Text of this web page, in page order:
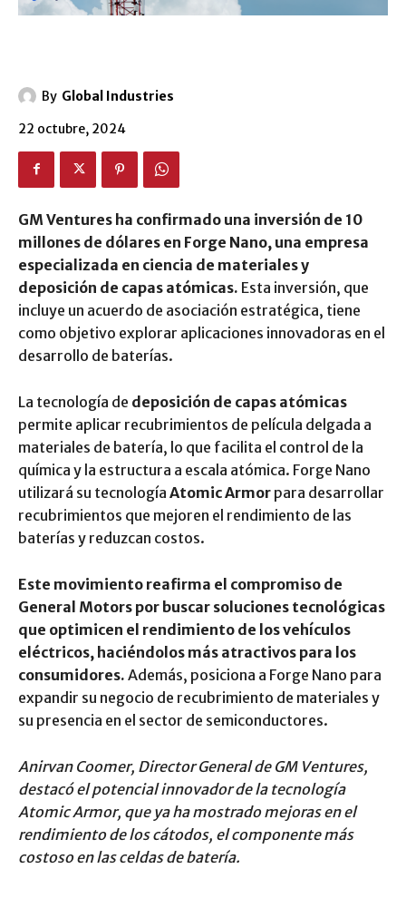
By Global Industries
22 octubre, 2024
GM Ventures ha confirmado una inversión de 10
millones de dólares en Forge Nano, una empresa
especializada en ciencia de materiales y
deposición de capas atómicas. Esta inversión, que
incluye un acuerdo de asociación estratégica, tiene
como objetivo explorar aplicaciones innovadoras en el
desarrollo de baterías.
La tecnología de deposición de capas atómicas
permite aplicar recubrimientos de película delgada a
materiales de batería, lo que facilita el control de la
química y la estructura a escala atómica. Forge Nano
utilizará su tecnología Atomic Armor para desarrollar
recubrimientos que mejoren el rendimiento de las
baterías y reduzcan costos.
Este movimiento reafirma el compromiso de
General Motors por buscar soluciones tecnológicas
que optimicen el rendimiento de los vehículos
eléctricos, haciéndolos más atractivos para los
consumidores. Además, posiciona a Forge Nano para
expandir su negocio de recubrimiento de materiales y
su presencia en el sector de semiconductores.
Anirvan Coomer, Director General de GM Ventures,
destacó el potencial innovador de la tecnología
Atomic Armor, que ya ha mostrado mejoras en el
rendimiento de los cátodos, el componente más
costoso en las celdas de batería.